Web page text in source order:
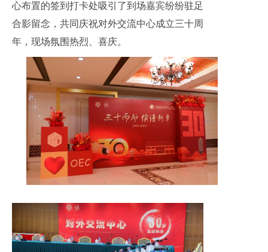
心布置的签到打卡处吸引了到场嘉宾纷纷驻足
合影留念，共同庆祝对外交流中心成立三十周
年，现场氛围热烈、喜庆。